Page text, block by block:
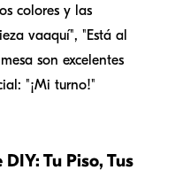
colores y las
vaaquí", "Está al
son excelentes
"¡Mi turno!"
Tu Piso, Tus